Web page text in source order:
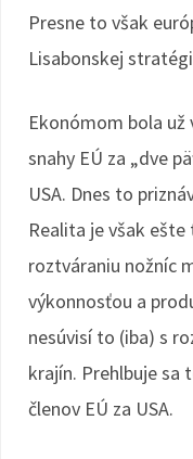
Presne to však
Lisabonskej
Ekonómom bola už
snahy EÚ za „dve
USA. Dnes to
Realita je však
roztváraniu nožníc
výkonnosťou a
nesúvisí to (iba) s
krajín. Prehlbuje sa
členov EÚ za USA.